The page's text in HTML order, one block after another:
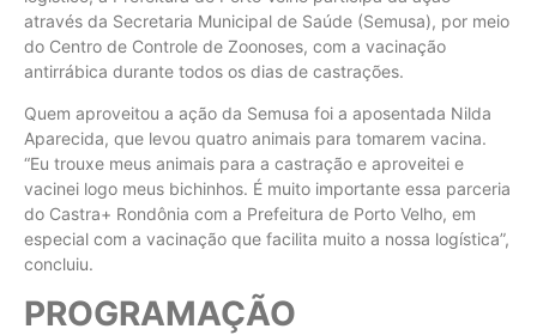
através da Secretaria Municipal de Saúde (Semusa), por meio
do Centro de Controle de Zoonoses, com a vacinação
antirrábica durante todos os dias de castrações.
Quem aproveitou a ação da Semusa foi a aposentada Nilda
Aparecida, que levou quatro animais para tomarem vacina.
“Eu trouxe meus animais para a castração e aproveitei e
vacinei logo meus bichinhos. É muito importante essa parceria
do Castra+ Rondônia com a Prefeitura de Porto Velho, em
especial com a vacinação que facilita muito a nossa logística”,
concluiu.
PROGRAMAÇÃO